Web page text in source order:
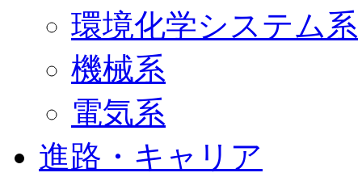
環境化学システム系
機械系
電気系
進路・キャリア